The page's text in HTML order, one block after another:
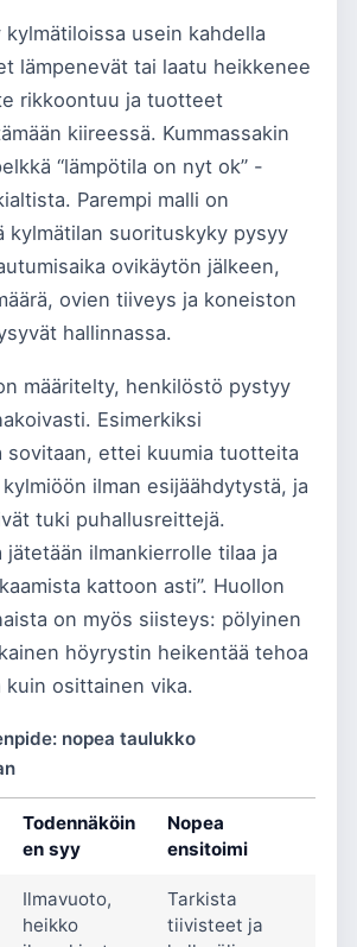
usein kahdella
lämpenevät tai laatu heikkenee
rikkoontuu ja tuotteet
kiireessä. Kummassakin
“lämpötila on nyt ok” -
Parempi malli on
kylmätilan suorituskyky pysyy
ovikäytön jälkeen,
ovien tiiveys ja koneiston
hallinnassa.
määritelty, henkilöstö pystyy
Esimerkiksi
sovitaan, ettei kuumia tuotteita
ilman esijäähdytystä, ja
tuki puhallusreittejä.
jätetään ilmankierrolle tilaa ja
kattoon asti”. Huollon
on myös siisteys: pölyinen
höyrystin heikentää tehoa
kuin osittainen vika.
nopea taulukko
Todennäköin
en syy
Nopea
ensitoimi
Ilmavuoto,
heikko
Tarkista
tiivisteet ja